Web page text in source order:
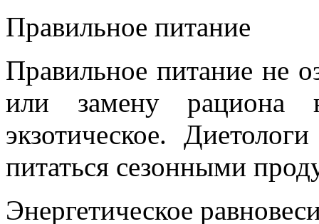
Правильное питание
Правильное питание не
или замену рациона
экзотическое.
питаться сезонными
Энергетическое